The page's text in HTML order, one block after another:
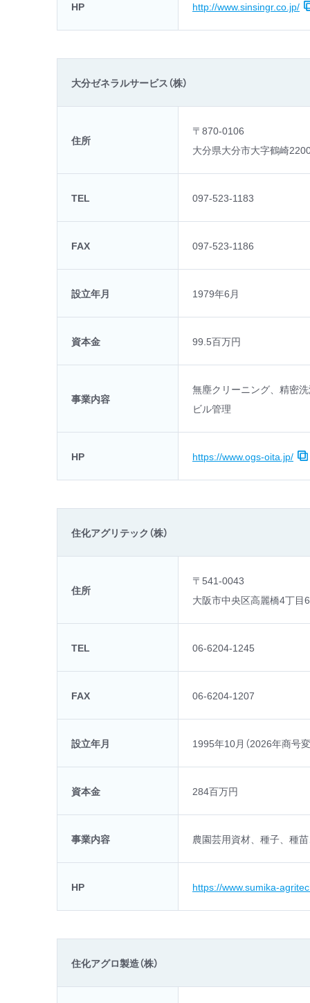
HP http://www.sinsingr.co.jp/
大分ゼネラルサービス（株）
住所
〒870-0106
大分県大分市大字鶴崎
TEL 097-523-1183
FAX 097-523-1186
設立年月 1979年6月
資本金 99.5百万円
事業内容
無塵クリーニング、精密
ビル管理
HP https://www.ogs-oita.jp/
住化アグリテック（株）
住所
〒541-0043
大阪市中央区高麗橋4丁目
TEL 06-6204-1245
FAX 06-6204-1207
設立年月 1995年10月（2026年商号変
資本金 284百万円
事業内容 農園芸用資材、種子、種
HP https://www.sumika-
住化アグロ製造（株）